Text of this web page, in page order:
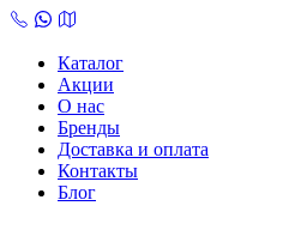
Skip
contentКаталог
Акции
О нас
Бренды
Доставка и оплата
Контакты
Блог